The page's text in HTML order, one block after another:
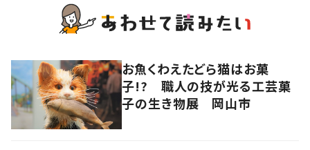
お魚くわえたどら猫はお菓
子!? 職人の技が光る工芸菓
子の生き物展 岡山市